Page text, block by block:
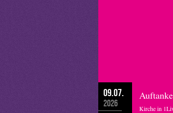
09.07.
2026
Kirche in